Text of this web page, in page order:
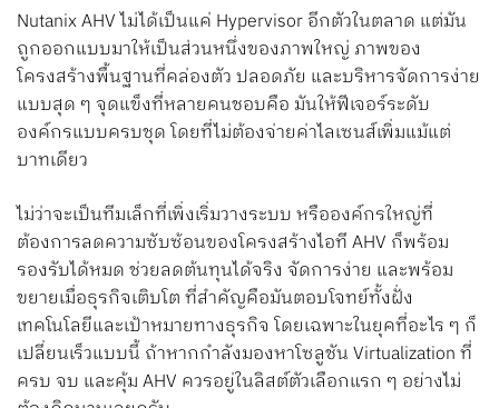
Nutanix AHV ไม่ได้เป็นแค่ Hypervisor อีกตัวในตลาด แต่มัน
ถูกออกแบบมาให้เป็นส่วนหนึ่งของภาพใหญ่ ภาพของ
โครงสร้างพื้นฐานที่คล่องตัว ปลอดภัย และบริหารจัดการง่าย
แบบสุด ๆ จุดแข็งที่หลายคนชอบคือ มันให้ฟีเจอร์ระดับ
องค์กรแบบครบชุด โดยที่ไม่ต้องจ่ายค่าไลเซนส์เพิ่มแม้แต่
บาทเดียว
ไม่ว่าจะเป็นทีมเล็กที่เพิ่งเริ่มวางระบบ หรือองค์กรใหญ่ที่
ต้องการลดความซับซ้อนของโครงสร้างไอที AHV ก็พร้อม
รองรับได้หมด ช่วยลดต้นทุนได้จริง จัดการง่าย และพร้อม
ขยายเมื่อธุรกิจเติบโต ที่สำคัญคือมันตอบโจทย์ทั้งฝั่ง
เทคโนโลยีและเป้าหมายทางธุรกิจ โดยเฉพาะในยุคที่อะไร ๆ ก็
เปลี่ยนเร็วแบบนี้ ถ้าหากกำลังมองหาโซลูชัน Virtualization ที่
ครบ จบ และคุ้ม AHV ควรอยู่ในลิสต์ตัวเลือกแรก ๆ อย่างไม่